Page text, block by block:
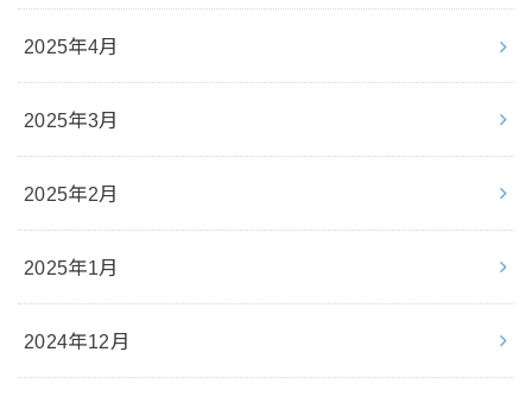
2025年4月
2025年3月
2025年2月
2025年1月
2024年12月